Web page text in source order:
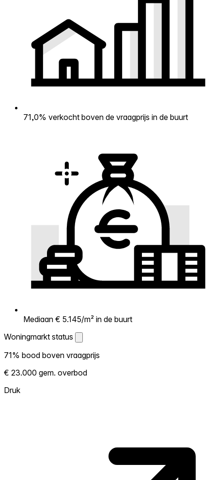
71,0% verkocht boven de vraagprijs in de buurt
Mediaan € 5.145/m² in de buurt
Woningmarkt status
Woningmarkt status
Laat zien hoe competitief de markt hier is.
Hoe meer woningen boven vraagprijs
verkopen, hoe heter. Heet? Verwacht
71% bood boven vraagprijs
€ 23.000 gem. overbod
Druk